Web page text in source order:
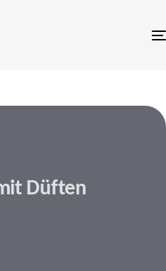
Düften